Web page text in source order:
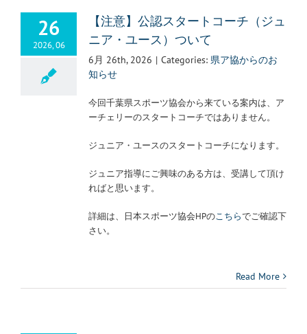
26
2026, 06
【注意】公認スタートコーチ（ジュ
ニア・ユース）ついて
6月 26th, 2026 | Categories: 県ア協からのお
知らせ
今回千葉県スポーツ協会から来ている案内は、ア
ーチェリーのスタートコーチではありません。
ジュニア・ユースのスタートコーチになります。
ジュニア指導にご興味のある方は、受講して頂け
ればと思います。
詳細は、日本スポーツ協会HPのこちらでご確認下
さい。
Read More